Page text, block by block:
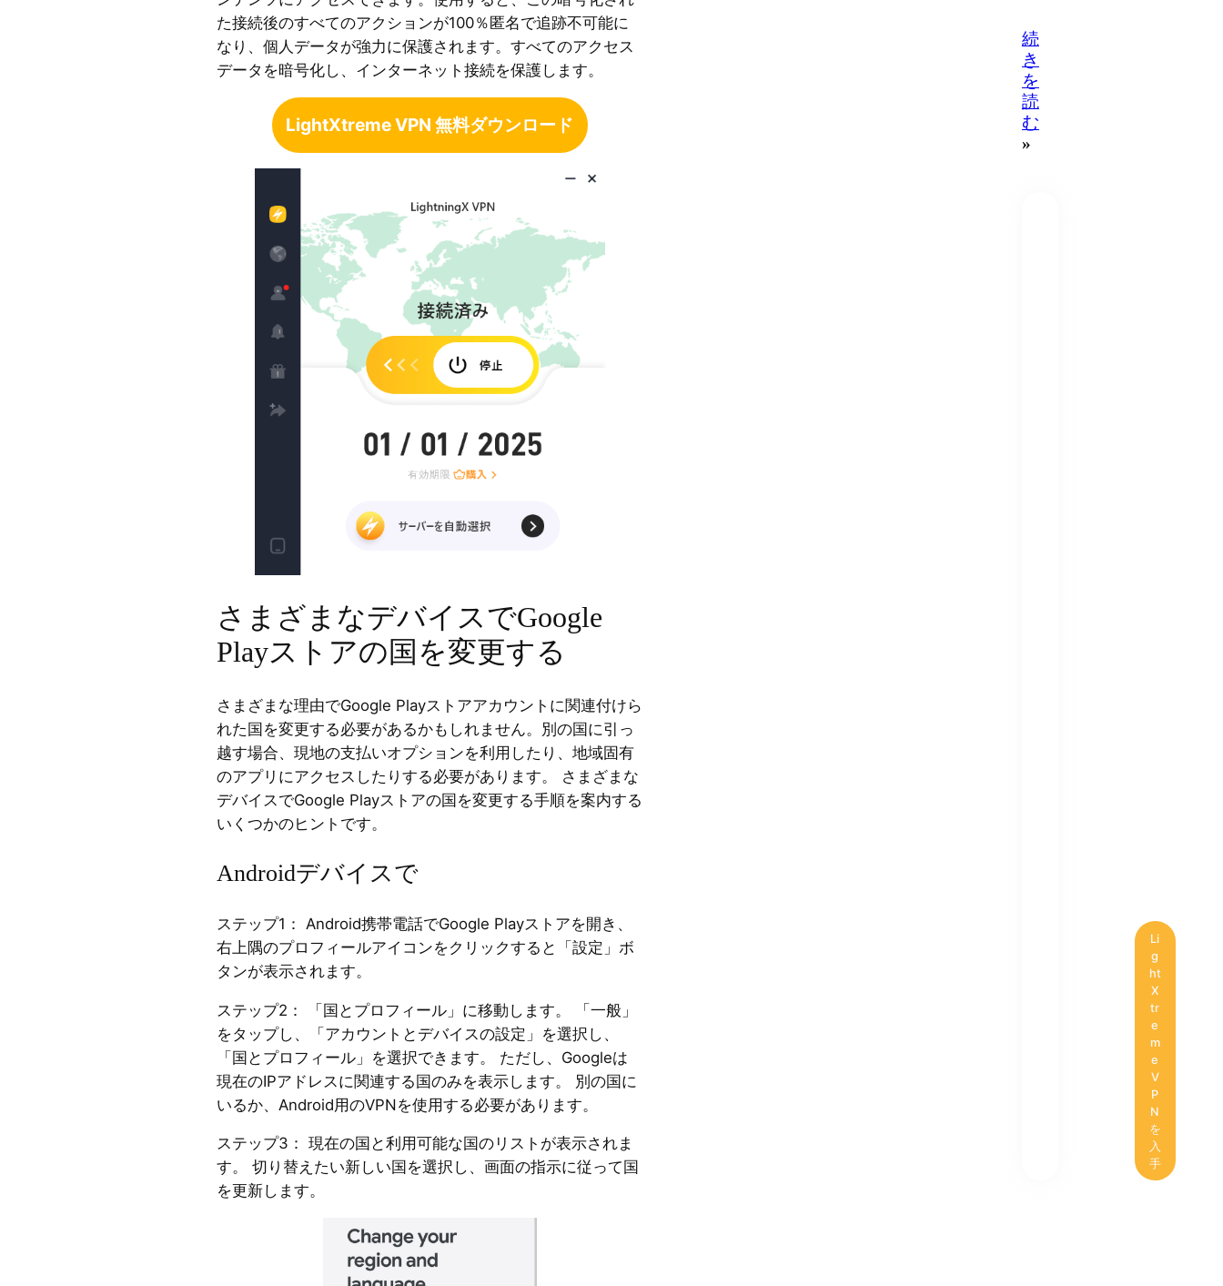
た接続後のすべてのアクションが100％匿名で追跡不可能に
なり、個人データが強力に保護されます。すべてのアクセス
データを暗号化し、インターネット接続を保護します。
LightXtreme VPN 無料ダウンロード
さまざまなデバイスでGoogle
Playストアの国を変更する
さまざまな理由でGoogle Playストアアカウントに関連付けら
れた国を変更する必要があるかもしれません。別の国に引っ
越す場合、現地の支払いオプションを利用したり、地域固有
のアプリにアクセスしたりする必要があります。 さまざまな
デバイスでGoogle Playストアの国を変更する手順を案内する
いくつかのヒントです。
Androidデバイスで
ステップ1： Android携帯電話でGoogle Playストアを開き、
右上隅のプロフィールアイコンをクリックすると「設定」ボ
タンが表示されます。
ステップ2： 「国とプロフィール」に移動します。 「一般」
をタップし、「アカウントとデバイスの設定」を選択し、
「国とプロフィール」を選択できます。 ただし、Googleは
現在のIPアドレスに関連する国のみを表示します。 別の国に
いるか、Android用のVPNを使用する必要があります。
ステップ3： 現在の国と利用可能な国のリストが表示されま
す。 切り替えたい新しい国を選択し、画面の指示に従って国
を更新します。
続
き
を
読
む
»
Li
g
ht
X
tr
e
m
e
V
P
N
を
入
手